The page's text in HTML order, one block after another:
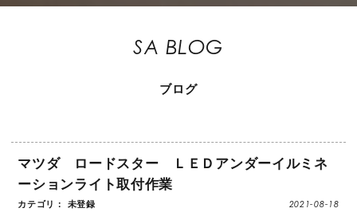
SA BLOG
ブログ
マツダ ロードスター ＬＥＤアンダーイルミネ
ーションライト取付作業
カテゴリ： 未登録 2021-08-18